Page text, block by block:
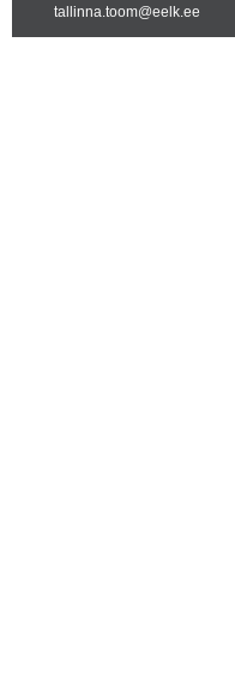
tallinna.toom@eelk.ee